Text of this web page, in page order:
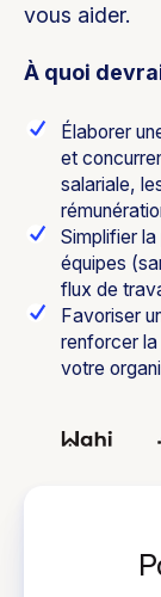
vous aider.
À quoi
Élaborer
et
salariale,
Simplifier
équipes
flux de
Favoriser
renforcer la
votre